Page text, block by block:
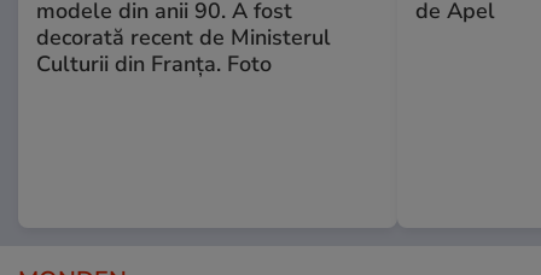
modele din anii 90. A fost
decorată recent de Ministerul
Culturii din Franța. Foto
de Apel